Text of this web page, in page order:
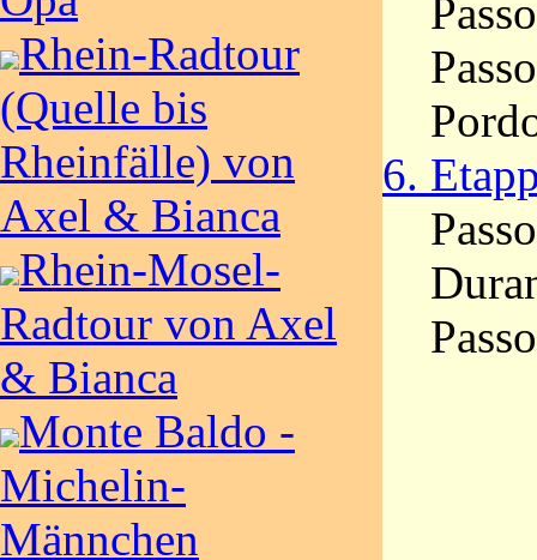
Rhein-Radtour
(Quelle bis
Rheinfälle) von
Axel & Bianca
Rhein-Mosel-
Radtour von Axel
& Bianca
Monte Baldo -
Michelin-
Männchen
6.